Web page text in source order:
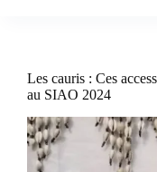
Les cauris : Ces
au SIAO 2024